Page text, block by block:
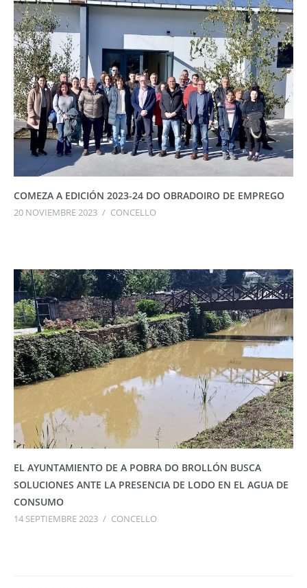
COMEZA A EDICIÓN 2023-24 DO OBRADOIRO DE EMPREGO
20 NOVIEMBRE 2023 / CONCELLO
EL AYUNTAMIENTO DE A POBRA DO BROLLÓN BUSCA
SOLUCIONES ANTE LA PRESENCIA DE LODO EN EL AGUA DE
CONSUMO
14 SEPTIEMBRE 2023 / CONCELLO